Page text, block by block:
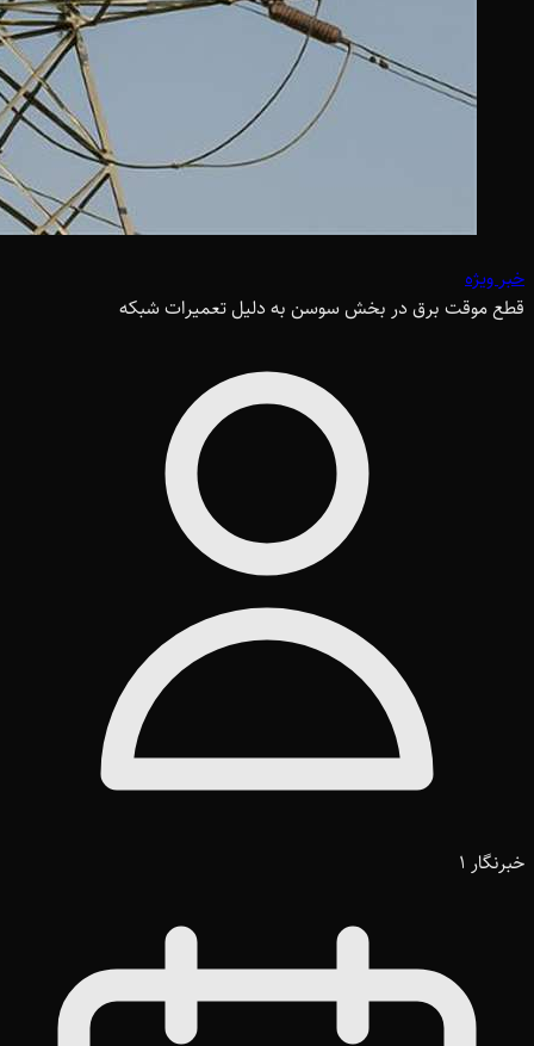
خبر ویژه
قطع موقت برق در بخش سوسن به دلیل تعمیرات شبکه
خبرنگار 1